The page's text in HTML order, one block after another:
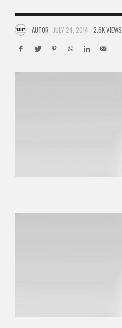
AUTOR JULY 24, 2014 2.6K VIEWS